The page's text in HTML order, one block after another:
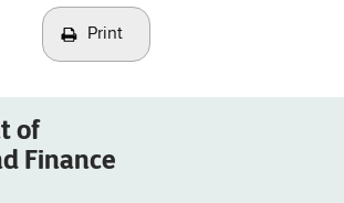
Print
of
Finance